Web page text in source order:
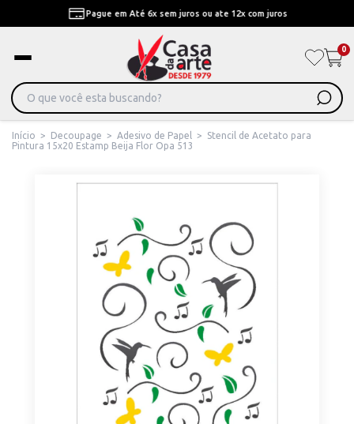
Pague em Até 6x sem juros ou ate 12x com juros
0
Início > Decoupage > Adesivo de Papel >
Stencil de Acetato para
Pintura 15x20 Estamp Beija Flor Opa 513